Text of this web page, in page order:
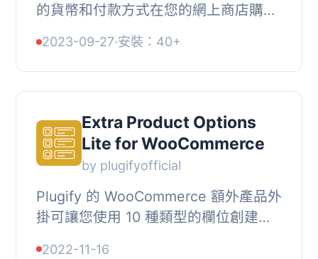
的貨幣和付款方式在您的網上商店購買
客戶提供盡可能多的付款方法，而且您
和您的...
2023-09-27·安裝：40+
Extra Product Options
Lite for WooCommerce
by plugifyofficial
Plugify 的 WooCommerce 額外產品外
掛可讓您使用 10 種類型的欄位創建多
2022-11-16